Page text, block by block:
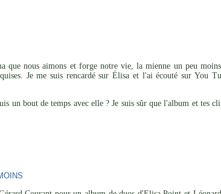
que nous aimons et forge notre vie, la mienne un peu
Je me suis rencardé sur Élisa et l'ai écouté sur You
un bout de temps avec elle ? Je suis sûr que l'album et tes